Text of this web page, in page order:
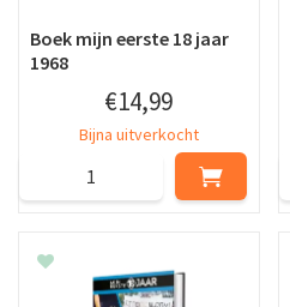
Boek mijn eerste 18 jaar
1968
€14,99
Bijna uitverkocht